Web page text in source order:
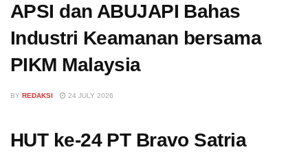
APSI dan ABUJAPI Bahas
Industri Keamanan bersama
PIKM Malaysia
BY REDAKSI 24 JULY 2026
HUT ke-24 PT Bravo Satria